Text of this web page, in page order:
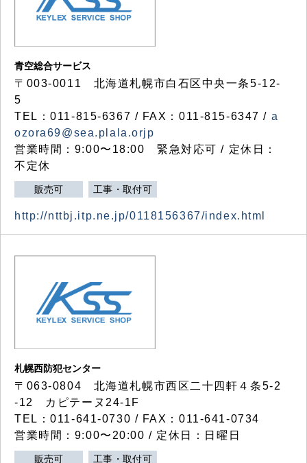
青空総合サービス
〒003-0011 北海道札幌市白石区中央一条5-12-
5
TEL：011-815-6367 / FAX：011-815-6347 / a
ozora69@sea.plala.orjp
営業時間：9:00〜18:00 緊急対応可 / 定休日：
不定休
販売可 工事・取付可
http://nttbj.itp.ne.jp/0118156367/index.html
札幌西防犯センター
〒063-0804 北海道札幌市西区二十四軒４条5-2
-12 カピテーヌ24-1F
TEL：011-641-0730 / FAX：011-641-0734
営業時間：9:00〜20:00 / 定休日：日曜日
販売可 工事・取付可